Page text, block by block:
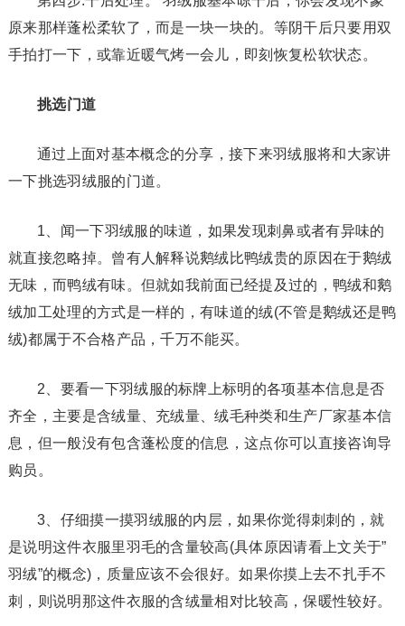
原来那样蓬松柔软了，而是一块一块的。等阴干后只要用双
手拍打一下，或靠近暖气烤一会儿，即刻恢复松软状态。
挑选门道
通过上面对基本概念的分享，接下来羽绒服将和大家讲
一下挑选羽绒服的门道。
1、闻一下羽绒服的味道，如果发现刺鼻或者有异味的
就直接忽略掉。曾有人解释说鹅绒比鸭绒贵的原因在于鹅绒
无味，而鸭绒有味。但就如我前面已经提及过的，鸭绒和鹅
绒加工处理的方式是一样的，有味道的绒(不管是鹅绒还是鸭
绒)都属于不合格产品，千万不能买。
2、要看一下羽绒服的标牌上标明的各项基本信息是否
齐全，主要是含绒量、充绒量、绒毛种类和生产厂家基本信
息，但一般没有包含蓬松度的信息，这点你可以直接咨询导
购员。
3、仔细摸一摸羽绒服的内层，如果你觉得刺刺的，就
是说明这件衣服里羽毛的含量较高(具体原因请看上文关于”
羽绒”的概念)，质量应该不会很好。如果你摸上去不扎手不
刺，则说明那这件衣服的含绒量相对比较高，保暖性较好。